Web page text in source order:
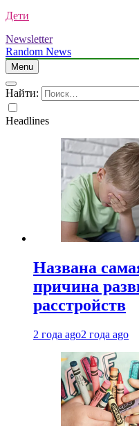
Дети
Newsletter
Random News
Menu
Найти:
Headlines
Названа
причина
расстройств
2 года ago2 года ago